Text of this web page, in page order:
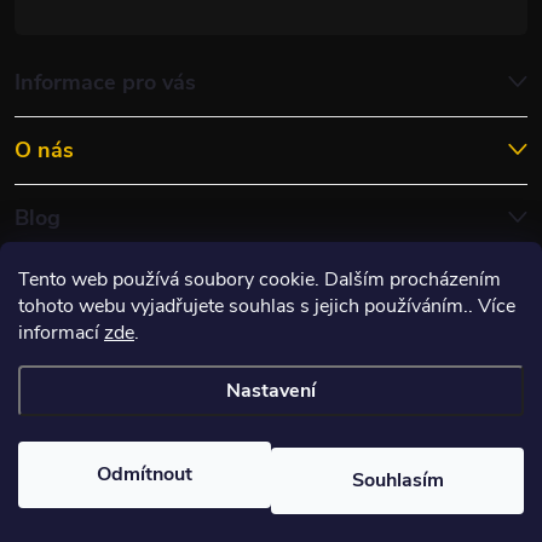
Tento web používá soubory cookie. Dalším procházením
tohoto webu vyjadřujete souhlas s jejich používáním.. Více
informacízde.
Nastavení
Odmítnout Souhlasím
Informace pro vás
O nás
Blog
nastavení cookies